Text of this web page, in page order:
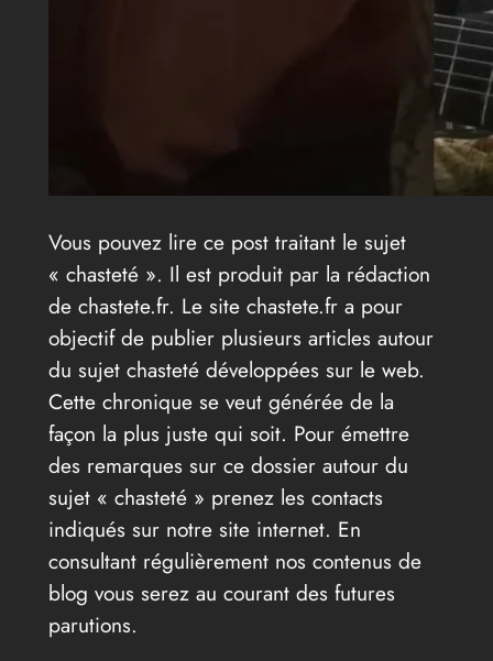
Vous pouvez lire ce post traitant le sujet
« chasteté ». Il est produit par la rédaction
de chastete.fr. Le site chastete.fr a pour
objectif de publier plusieurs articles autour
du sujet chasteté développées sur le web.
Cette chronique se veut générée de la
façon la plus juste qui soit. Pour émettre
des remarques sur ce dossier autour du
sujet « chasteté » prenez les contacts
indiqués sur notre site internet. En
consultant régulièrement nos contenus de
blog vous serez au courant des futures
parutions.